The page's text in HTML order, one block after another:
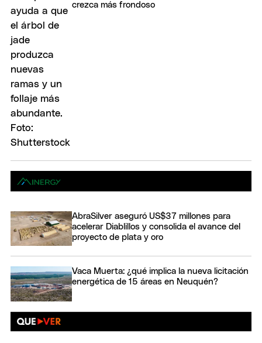
crezca más frondoso
AbraSilver aseguró US$37 millones para
acelerar Diablillos y consolida el avance del
proyecto de plata y oro
Vaca Muerta: ¿qué implica la nueva licitación
energética de 15 áreas en Neuquén?